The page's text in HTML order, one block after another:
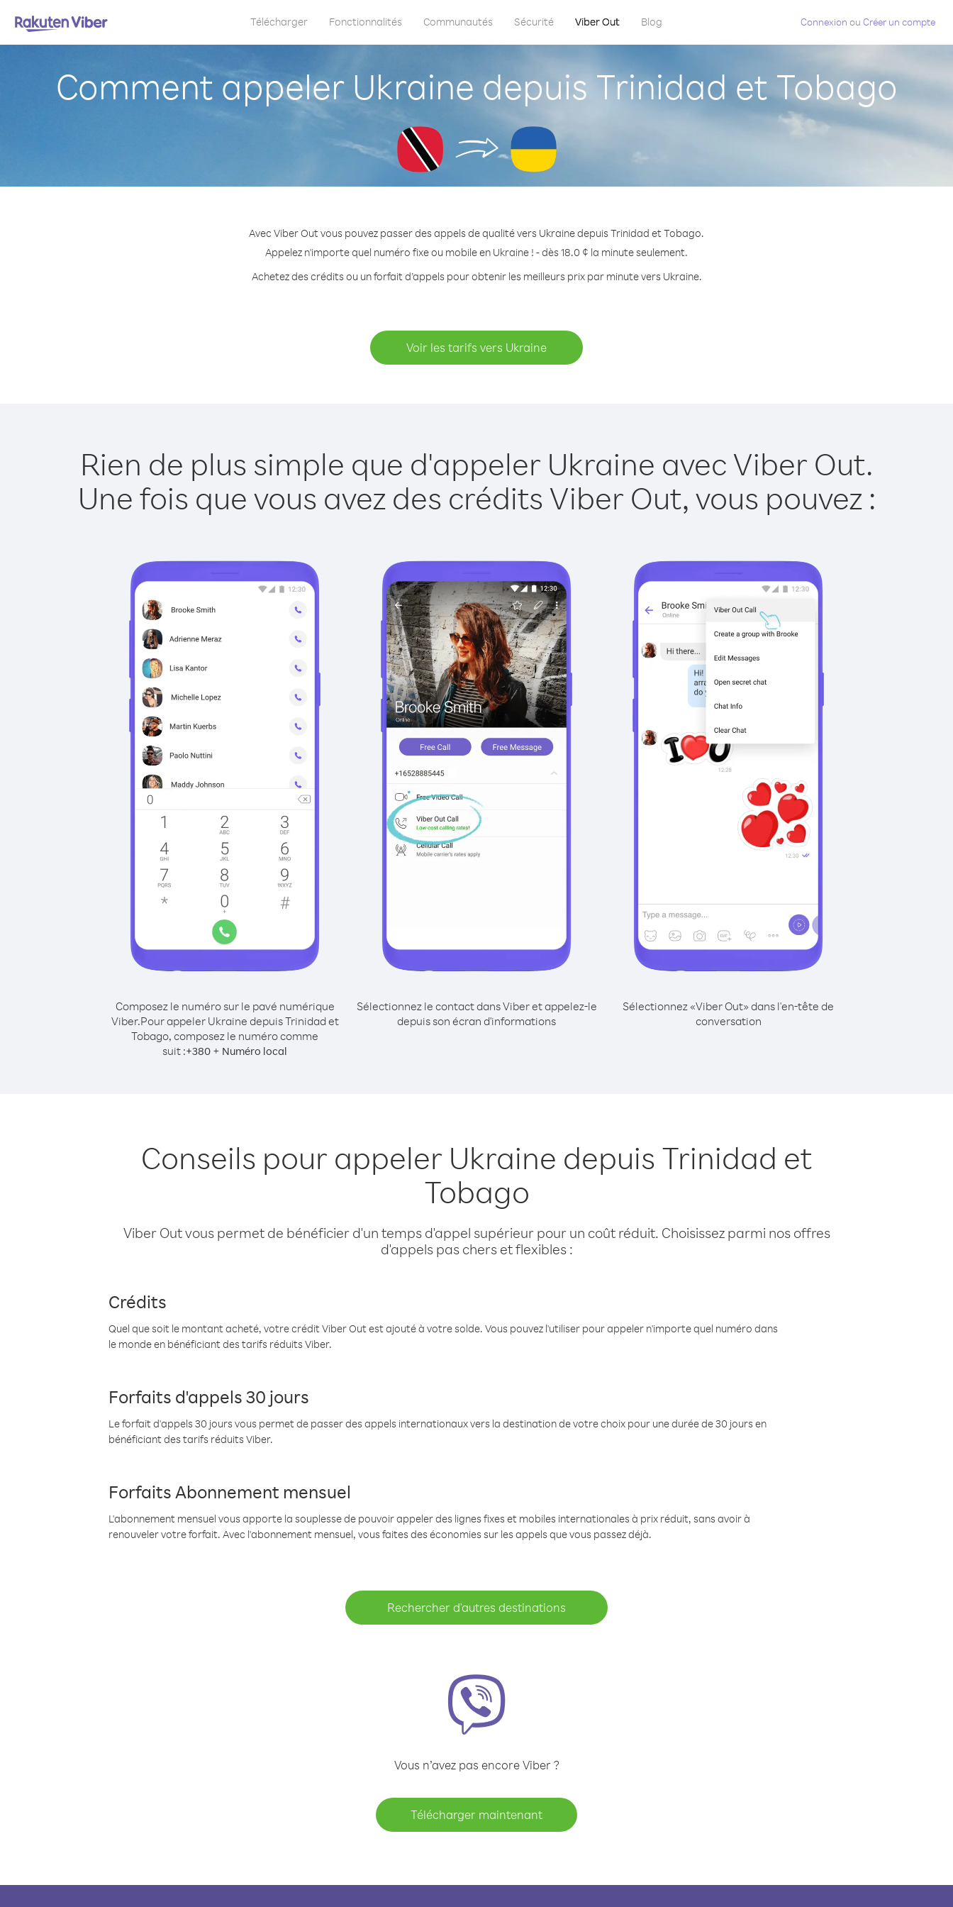
Télécharger Fonctionnalités Communautés Sécurité Viber Out Blog Connexion ou Créer un compte
Comment appeler Ukraine depuis Trinidad et Tobago
Avec Viber Out vous pouvez passer des appels de qualité vers Ukraine depuis Trinidad et Tobago.
Appelez n'importe quel numéro fixe ou mobile en Ukraine ! - dès 18.0 ¢ la minute seulement.
Achetez des crédits ou un forfait d’appels pour obtenir les meilleurs prix par minute vers Ukraine.
Voir les tarifs vers Ukraine
Rien de plus simple que d'appeler Ukraine avec Viber Out.
Une fois que vous avez des crédits Viber Out, vous pouvez :
Composez le numéro sur le pavé numérique
Viber.Pour appeler Ukraine depuis Trinidad et
Tobago, composez le numéro comme
suit :+380 + Numéro local
Sélectionnez le contact dans Viber et appelez-le
depuis son écran d'informations
Sélectionnez «Viber Out» dans l'en-tête de
conversation
Conseils pour appeler Ukraine depuis Trinidad et
Tobago
Viber Out vous permet de bénéficier d'un temps d'appel supérieur pour un coût réduit. Choisissez parmi nos offres
d'appels pas chers et flexibles :
Crédits
Quel que soit le montant acheté, votre crédit Viber Out est ajouté à votre solde. Vous pouvez l'utiliser pour appeler n'importe quel numéro dans
le monde en bénéficiant des tarifs réduits Viber.
Forfaits d'appels 30 jours
Le forfait d'appels 30 jours vous permet de passer des appels internationaux vers la destination de votre choix pour une durée de 30 jours en
bénéficiant des tarifs réduits Viber.
Forfaits Abonnement mensuel
L'abonnement mensuel vous apporte la souplesse de pouvoir appeler des lignes fixes et mobiles internationales à prix réduit, sans avoir à
renouveler votre forfait. Avec l'abonnement mensuel, vous faites des économies sur les appels que vous passez déjà.
Rechercher d'autres destinations
Vous n’avez pas encore Viber ?
Télécharger maintenant